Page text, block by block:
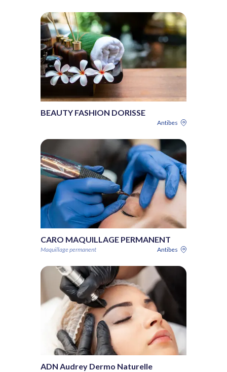
BEAUTY FASHION DORISSE
Antibes
CARO MAQUILLAGE PERMANENT
Maquillage permanent Antibes
ADN Audrey Dermo Naturelle